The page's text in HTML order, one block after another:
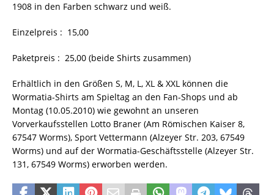
1908 in den Farben schwarz und weiß.
Einzelpreis :  15,00
Paketpreis :  25,00 (beide Shirts zusammen)
Erhältlich in den Größen S, M, L, XL & XXL können die
Wormatia-Shirts am Spieltag an den Fan-Shops und ab
Montag (10.05.2010) wie gewohnt an unseren
Vorverkaufsstellen Lotto Braner (Am Römischen Kaiser 8,
67547 Worms), Sport Vettermann (Alzeyer Str. 203, 67549
Worms) und auf der Wormatia-Geschäftsstelle (Alzeyer Str.
131, 67549 Worms) erworben werden.